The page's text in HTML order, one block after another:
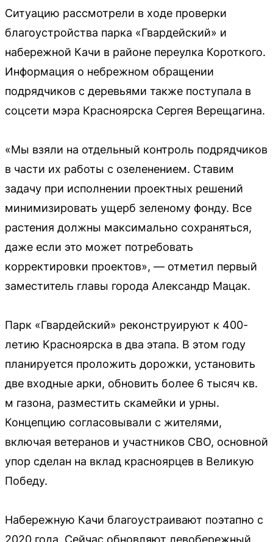
Ситуацию рассмотрели в ходе проверки
благоустройства парка «Гвардейский» и
набережной Качи в районе переулка Короткого.
Информация о небрежном обращении
подрядчиков с деревьями также поступала в
соцсети мэра Красноярска Сергея Верещагина.
«Мы взяли на отдельный контроль подрядчиков
в части их работы с озеленением. Ставим
задачу при исполнении проектных решений
минимизировать ущерб зеленому фонду. Все
растения должны максимально сохраняться,
даже если это может потребовать
корректировки проектов», — отметил первый
заместитель главы города Александр Мацак.
Парк «Гвардейский» реконструируют к 400-
летию Красноярска в два этапа. В этом году
планируется проложить дорожки, установить
две входные арки, обновить более 6 тысяч кв.
м газона, разместить скамейки и урны.
Концепцию согласовывали с жителями,
включая ветеранов и участников СВО, основной
упор сделан на вклад красноярцев в Великую
Победу.
Набережную Качи благоустраивают поэтапно с
2020 года. Сейчас обновляют левобережный